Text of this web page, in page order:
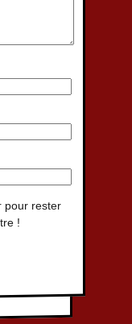
pour rester
!